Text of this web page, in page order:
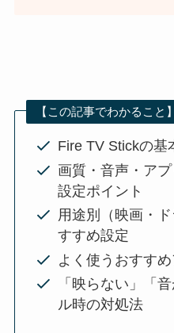
【この記事でわかること】
Fire TV Stickの基
画質・音声・ア
設定ポイント
用途別（映画・
すすめ設定
よく使うおすす
「映らない」「
ル時の対処法